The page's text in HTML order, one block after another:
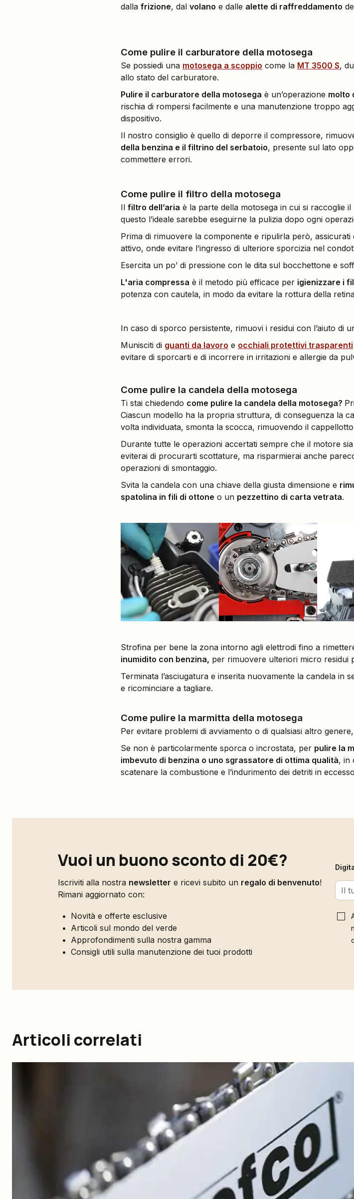
dalla frizione, dal volano e dalle alette di raffreddamento
Come pulire il carburatore della motosega
Se possiedi una motosega a scoppio come la MT 3500 S,
allo stato del carburatore.
Pulire il carburatore della motosega è un’operazione molto
rischia di rompersi facilmente e una manutenzione troppo
dispositivo.
Il nostro consiglio è quello di deporre il compressore,
della benzina e il filtrino del serbatoio, presente sul lato
commettere errori.
Come pulire il filtro della motosega
Il filtro dell’aria è la parte della motosega in cui si raccoglie
questo l’ideale sarebbe eseguirne la pulizia dopo ogni
Prima di rimuovere la componente e ripulirla però,
attivo, onde evitare l’ingresso di ulteriore sporcizia nel
Esercita un po’ di pressione con le dita sul bocchettone e
L'aria compressa è il metodo più efficace per igienizzare i
potenza con cautela, in modo da evitare la rottura della
In caso di sporco persistente, rimuovi i residui con l’aiuto di
Munisciti di guanti da lavoro e occhiali protettivi trasparenti
evitare di sporcarti e di incorrere in irritazioni e allergie da
Come pulire la candela della motosega
Ti stai chiedendo come pulire la candela della motosega?
Ciascun modello ha la propria struttura, di conseguenza la
volta individuata, smonta la scocca, rimuovendo il
Durante tutte le operazioni accertati sempre che il motore
eviterai di procurarti scottature, ma risparmierai anche
operazioni di smontaggio.
Svita la candela con una chiave della giusta dimensione e
spatolina in fili di ottone o un pezzettino di carta vetrata.
Strofina per bene la zona intorno agli elettrodi fino a
inumidito con benzina, per rimuovere ulteriori micro residui
Terminata l’asciugatura e inserita nuovamente la candela
e ricominciare a tagliare.
Come pulire la marmitta della motosega
Per evitare problemi di avviamento o di qualsiasi altro
Se non è particolarmente sporca o incrostata, per pulire la
imbevuto di benzina o uno sgrassatore di ottima qualità, in
scatenare la combustione e l’indurimento dei detriti in
Vuoi un buono sconto di 20€?
Iscriviti alla nostra newsletter e ricevi subito un regalo di benvenuto!
Rimani aggiornato con:
Novità e offerte esclusive
Articoli sul mondo del verde
Approfondimenti sulla nostra gamma
Consigli utili sulla manutenzione dei tuoi prodotti
Articoli correlati